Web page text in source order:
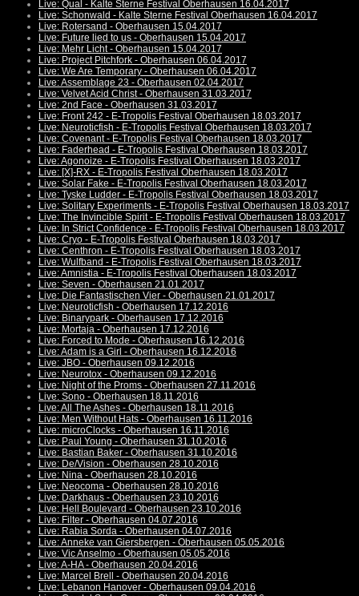
Live: Qual - Kalte Sterne Festival Oberhausen 16.04.2017
Live: Schonwald - Kalte Sterne Festival Oberhausen 16.04.2017
Live: Rotersand - Oberhausen 15.04.2017
Live: Future lied to us - Oberhausen 15.04.2017
Live: Mehr Licht - Oberhausen 15.04.2017
Live: Project Pitchfork - Oberhausen 06.04.2017
Live: We Are Temporary - Oberhausen 06.04.2017
Live: Assemblage 23 - Oberhausen 02.04.2017
Live: Velvet Acid Christ - Oberhausen 31.03.2017
Live: 2nd Face - Oberhausen 31.03.2017
Live: Front 242 - E-Tropolis Festival Oberhausen 18.03.2017
Live: Neuroticfish - E-Tropolis Festival Oberhausen 18.03.2017
Live: Covenant - E-Tropolis Festival Oberhausen 18.03.2017
Live: Faderhead - E-Tropolis Festival Oberhausen 18.03.2017
Live: Agonoize - E-Tropolis Festival Oberhausen 18.03.2017
Live: [X]-RX - E-Tropolis Festival Oberhausen 18.03.2017
Live: Solar Fake - E-Tropolis Festival Oberhausen 18.03.2017
Live: Tyske Ludder - E-Tropolis Festival Oberhausen 18.03.2017
Live: Solitary Experiments - E-Tropolis Festival Oberhausen 18.03.2017
Live: The Invincible Spirit - E-Tropolis Festival Oberhausen 18.03.2017
Live: In Strict Confidence - E-Tropolis Festival Oberhausen 18.03.2017
Live: Cryo - E-Tropolis Festival Oberhausen 18.03.2017
Live: Centhron - E-Tropolis Festival Oberhausen 18.03.2017
Live: Wulfband - E-Tropolis Festival Oberhausen 18.03.2017
Live: Amnistia - E-Tropolis Festival Oberhausen 18.03.2017
Live: Seven - Oberhausen 21.01.2017
Live: Die Fantastischen Vier - Oberhausen 21.01.2017
Live: Neuroticfish - Oberhausen 17.12.2016
Live: Binarypark - Oberhausen 17.12.2016
Live: Mortaja - Oberhausen 17.12.2016
Live: Forced to Mode - Oberhausen 16.12.2016
Live: Adam is a Girl - Oberhausen 16.12.2016
Live: JBO - Oberhausen 09.12.2016
Live: Neurotox - Oberhausen 09.12.2016
Live: Night of the Proms - Oberhausen 27.11.2016
Live: Sono - Oberhausen 18.11.2016
Live: All The Ashes - Oberhausen 18.11.2016
Live: Men Without Hats - Oberhausen 16.11.2016
Live: microClocks - Oberhausen 16.11.2016
Live: Paul Young - Oberhausen 31.10.2016
Live: Bastian Baker - Oberhausen 31.10.2016
Live: De/Vision - Oberhausen 28.10.2016
Live: Nina - Oberhausen 28.10.2016
Live: Neocoma - Oberhausen 28.10.2016
Live: Darkhaus - Oberhausen 23.10.2016
Live: Hell Boulevard - Oberhausen 23.10.2016
Live: Filter - Oberhausen 04.07.2016
Live: Rabia Sorda - Oberhausen 04.07.2016
Live: Anneke van Giersbergen - Oberhausen 05.05.2016
Live: Vic Anselmo - Oberhausen 05.05.2016
Live: A-HA - Oberhausen 20.04.2016
Live: Marcel Brell - Oberhausen 20.04.2016
Live: Lebanon Hanover - Oberhausen 09.04.2016